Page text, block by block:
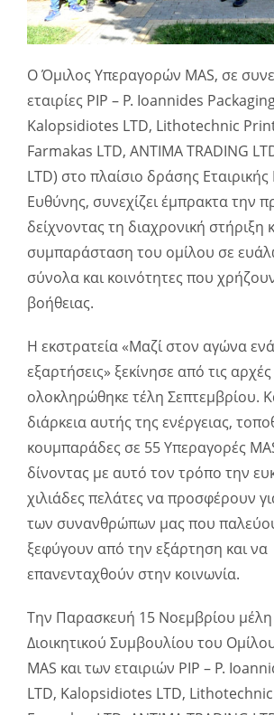
Ο Όμιλος Υπεραγορών MAS, σε
εταιρίες PIP – P. Ioannides
Kalopsidiotes LTD, Lithotechnic
Farmakas LTD, ANTIMA TRADING
LTD) στο πλαίσιο δράσης Εταιρικής
Ευθύνης, συνεχίζει έμπρακτα την
δείχνοντας τη διαχρονική στήριξη
συμπαράσταση του ομίλου σε
σύνολα και κοινότητες που
βοήθειας.
Η εκστρατεία «Μαζί στον αγώνα
εξαρτήσεις» ξεκίνησε από τις
ολοκληρώθηκε τέλη Σεπτεμβρίου.
διάρκεια αυτής της ενέργειας,
κουμπαράδες σε 55 Υπεραγορές
δίνοντας με αυτό τον τρόπο την
χιλιάδες πελάτες να προσφέρουν
των συνανθρώπων μας που
ξεφύγουν από την εξάρτηση και να
επανενταχθούν στην κοινωνία.
Την Παρασκευή 15 Νοεμβρίου
Διοικητικού Συμβουλίου του
MAS και των εταιριών PIP – P.
LTD, Kalopsidiotes LTD,